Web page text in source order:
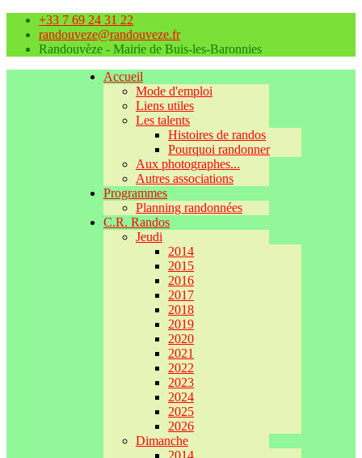
+33 7 69 24 31 22
randouveze@randouveze.fr
Randouvèze - Mairie de Buis-les-Baronnies
Accueil
Mode d'emploi
Liens utiles
Les talents
Histoires de randos
Pourquoi randonner
Aux photographes...
Autres associations
Programmes
Planning randonnées
C.R. Randos
Jeudi
2014
2015
2016
2017
2018
2019
2020
2021
2022
2023
2024
2025
2026
Dimanche
2014